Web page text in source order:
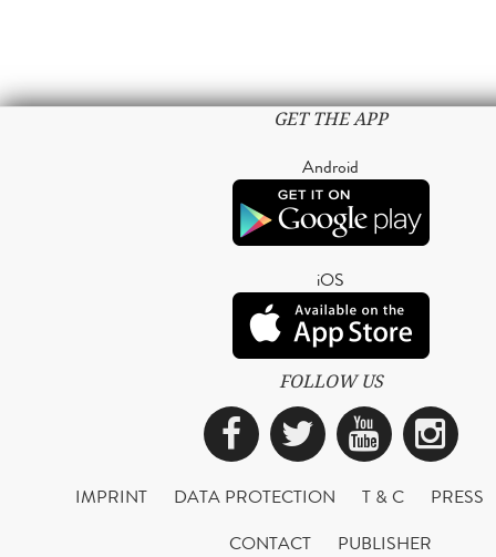
GET THE APP
Android
iOS
FOLLOW US
Facebook
Twitter
IMPRINT DATA PROTECTION T & C
PRESS
CONTACT
PUBLISHER